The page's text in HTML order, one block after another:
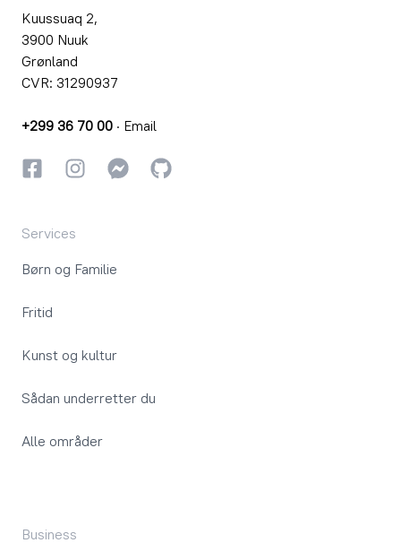
Kuussuaq 2,
3900 Nuuk
Grønland
CVR: 31290937
+299 36 70 00 · Email
FacebookInstagramInstagram
GitHub
Services
Børn og Familie
Fritid
Kunst og kultur
Sådan underretter du
Alle områder
Business